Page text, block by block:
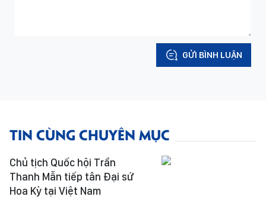
GỬI BÌNH LUẬN
TIN CÙNG CHUYÊN MỤC
Chủ tịch Quốc hội Trần
Thanh Mẫn tiếp tân Đại sứ
Hoa Kỳ tại Việt Nam